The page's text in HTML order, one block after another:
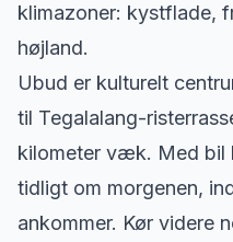
klimazoner: kystflade,
højland.
Ubud er kulturelt
til Tegalalang-
kilometer væk. Med bil
tidligt om morgenen,
ankommer. Kør videre